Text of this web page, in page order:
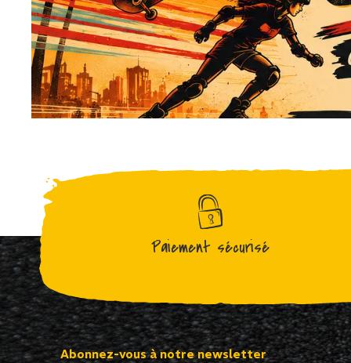
Paiement sécurisé
Abonnez-vous à notre newsletter